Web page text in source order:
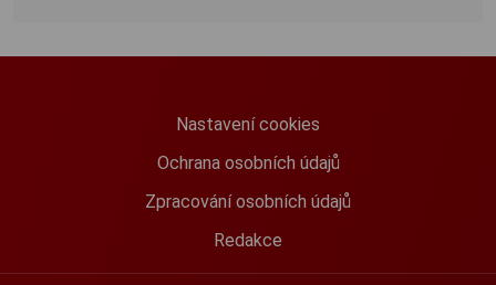
Nastavení cookies
Ochrana osobních údajů
Zpracování osobních údajů
Redakce